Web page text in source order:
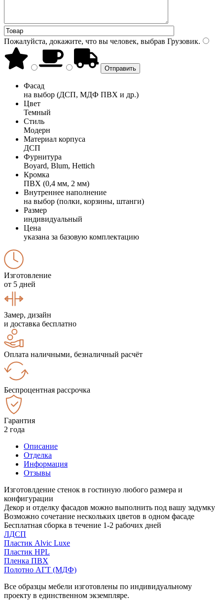
Пожалуйста, докажите, что вы человек, выбрав Грузовик.
Фасад
на выбор (ДСП, МДФ ПВХ и др.)
Цвет
Темный
Стиль
Модерн
Материал корпуса
ДСП
Фурнитура
Boyard, Blum, Hettich
Кромка
ПВХ (0,4 мм, 2 мм)
Внутреннее наполнение
на выбор (полки, корзины, штанги)
Размер
индивидуальный
Цена
указана за базовую комплектацию
Изготовление
от 5 дней
Замер, дизайн
и доставка бесплатно
Оплата наличными, безналичный расчёт
Беспроцентная рассрочка
Гарантия
2 года
Описание
Отделка
Информация
Отзывы
Изготовлдение стенок в гостиную любого размера и
конфигурации
Декор и отделку фасадов можно выполнить под вашу задумку
Возможно сочетание нескольких цветов в одном фасаде
Бесплатная сборка в течение 1-2 рабочих дней
ЛДСП
Пластик Alvic Luxe
Пластик HPL
Пленка ПВХ
Полотно АГТ (МДФ)
Все образцы мебели изготовлены по индивидуальному
проекту в единственном экземпляре.